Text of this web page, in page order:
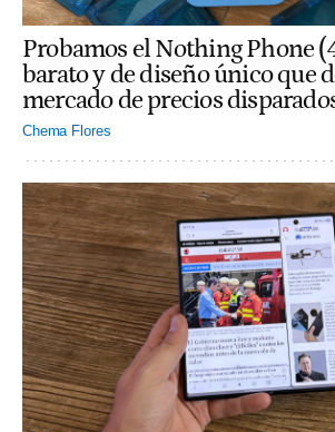
Probamos el Nothing Phone
barato y de diseño único que
mercado de precios
Chema Flores